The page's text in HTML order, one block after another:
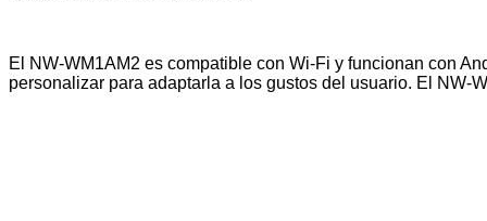
El NW-WM1AM2 es compatible con Wi-Fi y funcionan con
personalizar para adaptarla a los gustos del usuario. El NW-